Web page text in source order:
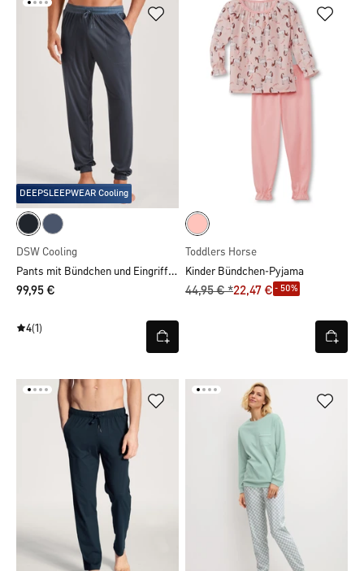
DEEPSLEEPWEAR Cooling
DSW Cooling
Pants mit Bündchen und Eingrifftaschen
99,95 €
4(1)
Toddlers Horse
Kinder Bündchen-Pyjama
44,95 € *22,47 € - 50%